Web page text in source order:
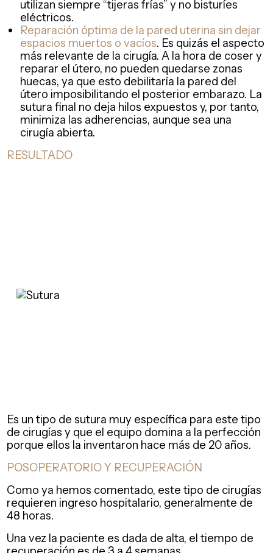
eléctricos.
Reparación óptima de la pared uterina sin dejar
espacios muertos o vacíos . Es quizás el aspecto
más relevante de la cirugía. A la hora de coser y
reparar el útero, no pueden quedarse zonas
huecas, ya que esto debilitaría la pared del
útero imposibilitando el posterior embarazo. La
sutura final no deja hilos expuestos y, por tanto,
minimiza las adherencias, aunque sea una
cirugía abierta.
RESULTADO
Es un tipo de sutura muy específica para este tipo
de cirugías y que el equipo domina a la perfección
porque ellos la inventaron hace más de 20 años.
POSOPERATORIO Y RECUPERACIÓN
Como ya hemos comentado, este tipo de cirugías
requieren ingreso hospitalario, generalmente de
48 horas.
Una vez la paciente es dada de alta, el tiempo de
recuperación es de 3 a 4 semanas.